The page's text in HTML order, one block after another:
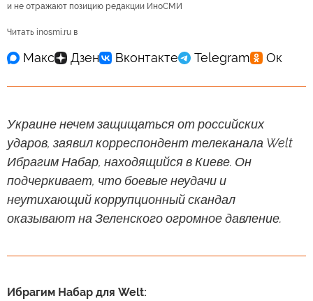
и не отражают позицию редакции ИноСМИ
Читать inosmi.ru в
Украине нечем защищаться от российских
ударов, заявил корреспондент телеканала Welt
Ибрагим Набар, находящийся в Киеве. Он
подчеркивает, что боевые неудачи и
неутихающий коррупционный скандал
оказывают на Зеленского огромное давление.
Ибрагим Набар для Welt: